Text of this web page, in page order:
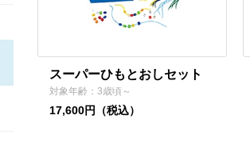
スーパーひもとおしセット
対象年齢：3歳頃～
17,600円（税込）